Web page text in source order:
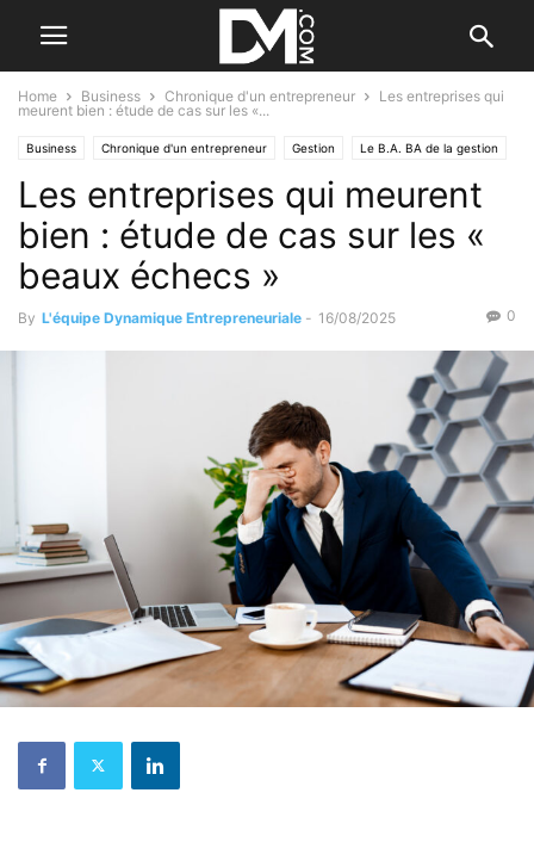
Home Business Chronique d'un entrepreneur
Les entreprises qui
meurent bien : étude de cas sur les «...
Business Chronique d'un entrepreneur Gestion Le B.A. BA de la gestion
Les fautes de gestion
Les entreprises qui meurent
bien : étude de cas sur les «
beaux échecs »
By L'équipe Dynamique Entrepreneuriale - 16/08/2025 0